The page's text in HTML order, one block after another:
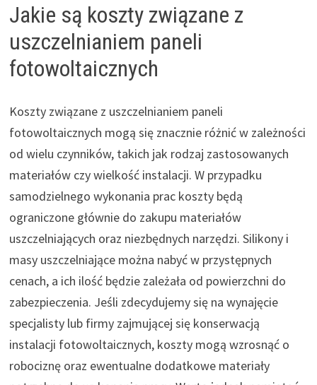
Jakie są koszty związane z
uszczelnianiem paneli
fotowoltaicznych
Koszty związane z uszczelnianiem paneli
fotowoltaicznych mogą się znacznie różnić w zależności
od wielu czynników, takich jak rodzaj zastosowanych
materiałów czy wielkość instalacji. W przypadku
samodzielnego wykonania prac koszty będą
ograniczone głównie do zakupu materiałów
uszczelniających oraz niezbędnych narzędzi. Silikony i
masy uszczelniające można nabyć w przystępnych
cenach, a ich ilość będzie zależała od powierzchni do
zabezpieczenia. Jeśli zdecydujemy się na wynajęcie
specjalisty lub firmy zajmującej się konserwacją
instalacji fotowoltaicznych, koszty mogą wzrosnąć o
robociznę oraz ewentualne dodatkowe materiały